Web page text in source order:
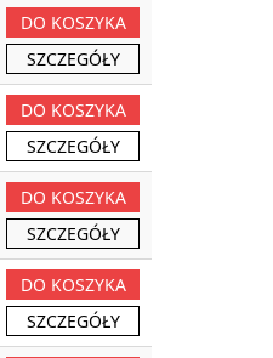
DO KOSZYKA
SZCZEGÓŁY
DO KOSZYKA
SZCZEGÓŁY
DO KOSZYKA
SZCZEGÓŁY
DO KOSZYKA
SZCZEGÓŁY